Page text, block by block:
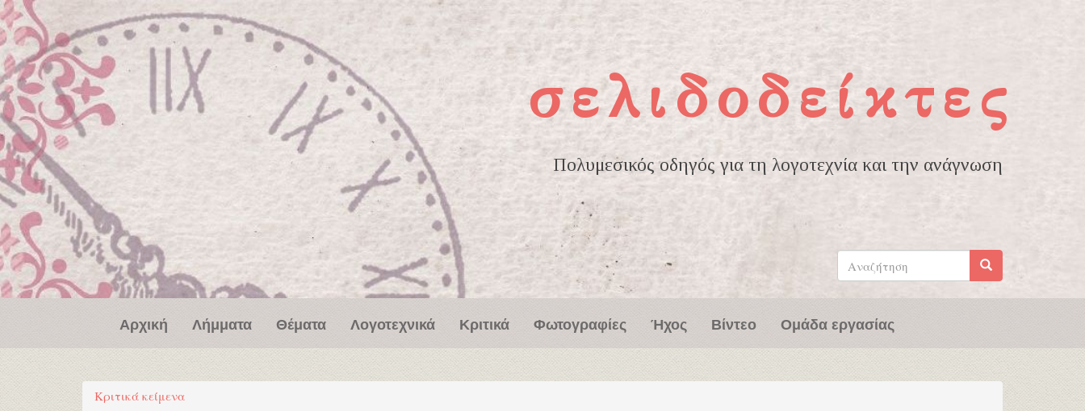
Παράκαμψη προς το κυρίως περιεχόμενο
σελιδοδείκτες
Πολυμεσικός οδηγός για τη λογοτεχνία και την ανάγνωση
Φόρμα
αναζήτησης
Αναζήτηση
Αρχική Λήμματα Θέματα Λογοτεχνικά Κριτικά Φωτογραφίες Ήχος Βίντεο Ομάδα εργασίας
Κριτικά κείμενα